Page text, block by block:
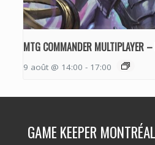
MTG COMMANDER MULTIPLAYER –
9 août @ 14:00 - 17:00
GAME KEEPER MONTRÉAL